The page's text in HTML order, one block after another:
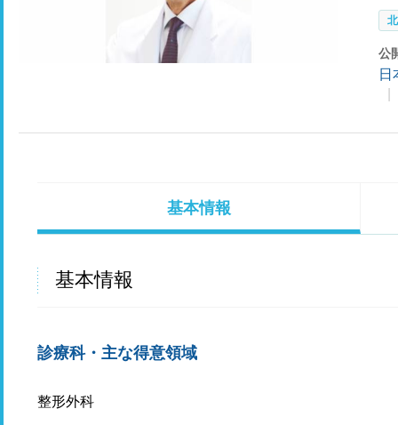
公
日
基本情報
基本情報
診療科・主な得意領域
整形外科